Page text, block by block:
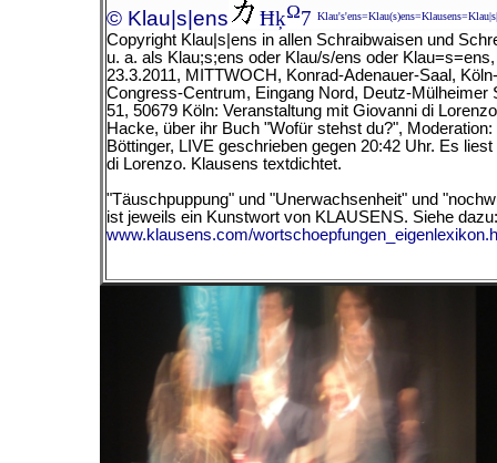
© Klau|s|ens ĦķΩ7
Copyright Klau|s|ens in allen Schraibwaisen und
u. a. als Klau;s;ens oder Klau/s/ens oder
23.3.2011, MITTWOCH, Konrad-Adenauer-Saal,
Congress-Centrum, Eingang Nord, Deutz-Mülheimer
51, 50679 Köln: Veranstaltung mit Giovanni di
Hacke, über ihr Buch "Wofür stehst du?", Moderation:
Böttinger, LIVE geschrieben gegen 20:42 Uhr. Es
di Lorenzo. Klausens textdichtet.
"Täuschpuppung" und "Unerwachsenheit" und
ist jeweils ein Kunstwort von KLAUSENS. Siehe dazu:
www.klausens.com/